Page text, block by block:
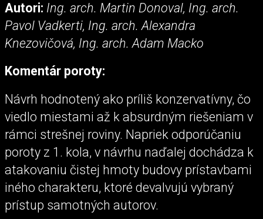
Autori: Ing. arch. Martin Donoval, Ing. arch.
Pavol Vadkerti, Ing. arch. Alexandra
Knezovičová, Ing. arch. Adam Macko
Komentár poroty:
Návrh hodnotený ako príliš konzervatívny, čo
viedlo miestami až k absurdným riešeniam v
rámci strešnej roviny. Napriek odporúčaniu
poroty z 1. kola, v návrhu naďalej dochádza k
atakovaniu čistej hmoty budovy prístavbami
iného charakteru, ktoré devalvujú vybraný
prístup samotných autorov.